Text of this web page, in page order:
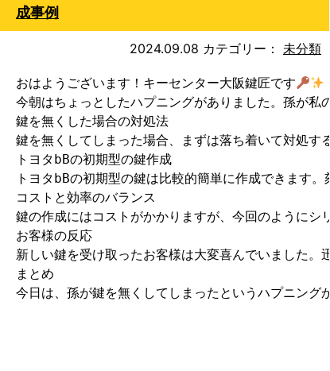
成事例
2024.09.08 カテゴリー： 未分類
おはようございます！キーセンター大阪鍵匠です
今朝はちょっとしたハプニングがありました。孫が
鍵を無くした場合の対処法
鍵を無くしてしまった場合、まずは落ち着いて対処
トヨタbBの初期型の鍵作成
トヨタbBの初期型の鍵は比較的簡単に作成できます
コストと効率のバランス
鍵の作成にはコストがかかりますが、今回のように
お客様の反応
新しい鍵を受け取ったお客様は大変喜んでいました
まとめ
今日は、孫が鍵を無くしてしまったというハプニン